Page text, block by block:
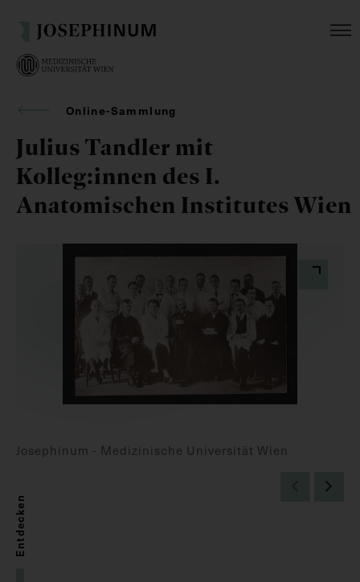
Online-Sammlung
Julius Tandler mit
Kolleg:innen des I.
Anatomischen Institutes Wien
Josephinum - Medizinische Universität Wien
Entdecken